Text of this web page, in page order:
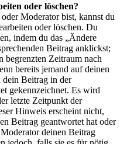
oder löschen?
Moderator bist, kannst du
oder löschen. Du
indem du das „Ändere
Beitrag anklickst;
begrenzten Zeitraum nach
bereits jemand auf deinen
Beitrag in der
gekennzeichnet. Es wird
letzte Zeitpunkt der
Hinweis erscheint nicht,
Beitrag geantwortet hat oder
deinen Beitrag